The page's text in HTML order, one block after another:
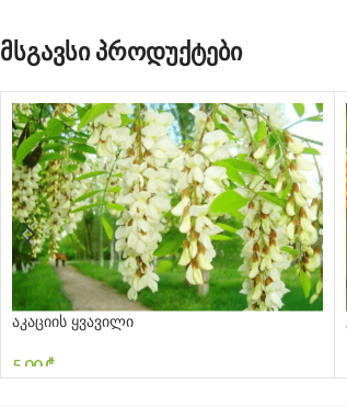
მსგავსი პროდუქტები
აკაციის ყვავილი
5,00₾